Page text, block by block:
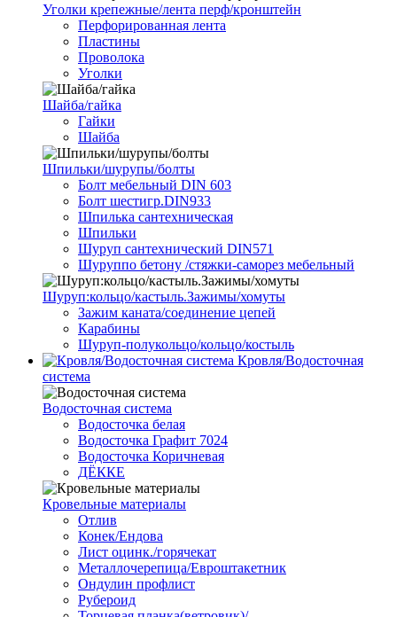
Уголки крепежные/лента перф/кронштейн
Перфорированная лента
Пластины
Проволока
Уголки
Шайба/гайка
Гайки
Шайба
Шпильки/шурупы/болты
Болт мебельный DIN 603
Болт шестигр.DIN933
Шпилька сантехническая
Шпильки
Шуруп сантехнический DIN571
Шуруппо бетону /стяжки-саморез мебельный
Шуруп:кольцо/кастыль.Зажимы/хомуты
Зажим каната/соединение цепей
Карабины
Шуруп-полукольцо/кольцо/костыль
Кровля/Водосточная
система
Водосточная система
Водосточка белая
Водосточка Графит 7024
Водосточка Коричневая
ДЁККЕ
Кровельные материалы
Отлив
Конек/Ендова
Лист оцинк./горячекат
Металлочерепица/Евроштакетник
Ондулин профлист
Рубероид